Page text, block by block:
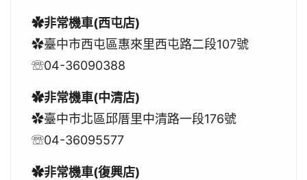
✿非常機車(西屯店)
✿臺中市西屯區惠來里西屯路二段107號
☏04-36090388
✿非常機車(中清店)
✿臺中市北區邱厝里中清路一段176號
☏04-36095577
✿非常機車(復興店)